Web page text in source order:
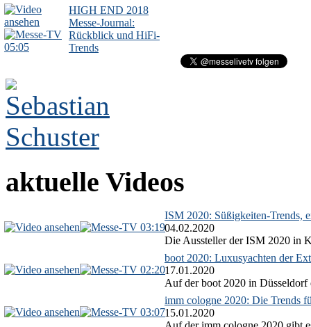
05:05
HIGH END 2018
Messe-Journal:
Rückblick und HiFi-
Trends
aktuelle Videos
03:19
ISM 2020: Süßigkeiten-Trends,
04.02.2020
Die Aussteller der ISM 2020 in
02:20
boot 2020: Luxusyachten der
17.01.2020
Auf der boot 2020 in Düsseldorf
03:07
imm cologne 2020: Die Trends
15.01.2020